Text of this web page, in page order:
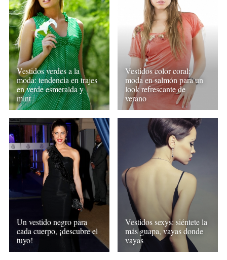
Vestidos verdes a la
moda: tendencia en trajes
en verde esmeralda y
mint
Vestidos color coral:
moda en salmón para un
look refrescante de
verano
Un vestido negro para
cada cuerpo, ¡descubre el
tuyo!
Vestidos sexys: siéntete la
más guapa, vayas donde
vayas